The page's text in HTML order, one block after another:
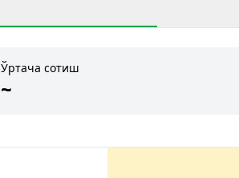
Ўртача сотиш
~